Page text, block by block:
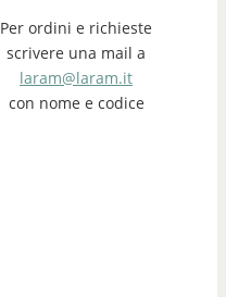
Per ordini e richieste
scrivere una mail a
laram@laram.it
con nome e codice